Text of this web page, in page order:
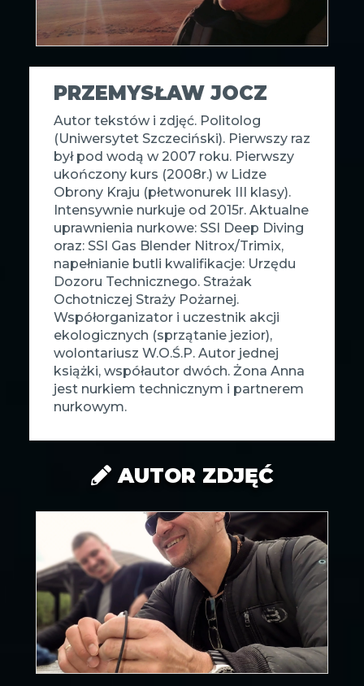
PRZEMYSŁAW JOCZ
Autor tekstów i zdjęć. Politolog
(Uniwersytet Szczeciński). Pierwszy raz
był pod wodą w 2007 roku. Pierwszy
ukończony kurs (2008r.) w Lidze
Obrony Kraju (płetwonurek III klasy).
Intensywnie nurkuje od 2015r. Aktualne
uprawnienia nurkowe: SSI Deep Diving
oraz: SSI Gas Blender Nitrox/Trimix,
napełnianie butli kwalifikacje: Urzędu
Dozoru Technicznego. Strażak
Ochotniczej Straży Pożarnej.
Współorganizator i uczestnik akcji
ekologicznych (sprzątanie jezior),
wolontariusz W.O.Ś.P. Autor jednej
książki, współautor dwóch. Żona Anna
jest nurkiem technicznym i partnerem
nurkowym.
AUTOR ZDJĘĆ